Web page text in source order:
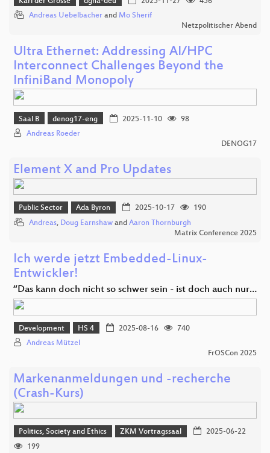
Andreas Uebelbacher and Mo Sherif
Netzpolitischer Abend
Ultra Ethernet: Addressing AI/HPC
Interconnect Challenges Beyond the
InfiniBand Monopoly
Saal B denog17-eng 2025-11-10
98
Andreas Roeder
DENOG17
Element X and Pro Updates
Public Sector Ada Byron 2025-10-17
190
Andreas, Doug Earnshaw and Aaron Thornburgh
Matrix Conference 2025
Ich werde jetzt Embedded-Linux-
Entwickler!
“Das kann doch nicht so schwer sein - ist doch auch nur…
Development HS 4 2025-08-16
740
Andreas Mützel
FrOSCon 2025
Markenanmeldungen und -recherche
(Crash-Kurs)
Politics, Society and Ethics ZKM Vortragssaal
2025-06-22
199